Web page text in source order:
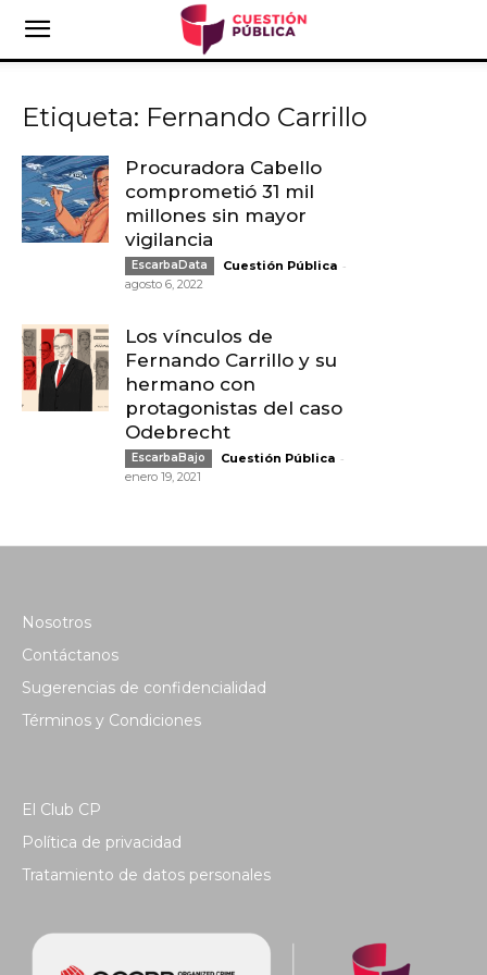
Etiqueta: Fernando Carrillo
Procuradora Cabello
comprometió 31 mil
millones sin mayor
vigilancia
EscarbaData Cuestión Pública -
agosto 6, 2022
Los vínculos de
Fernando Carrillo y su
hermano con
protagonistas del caso
Odebrecht
EscarbaBajo Cuestión Pública -
enero 19, 2021
Nosotros
Contáctanos
Sugerencias de confidencialidad
Términos y Condiciones
El Club CP
Política de privacidad
Tratamiento de datos personales